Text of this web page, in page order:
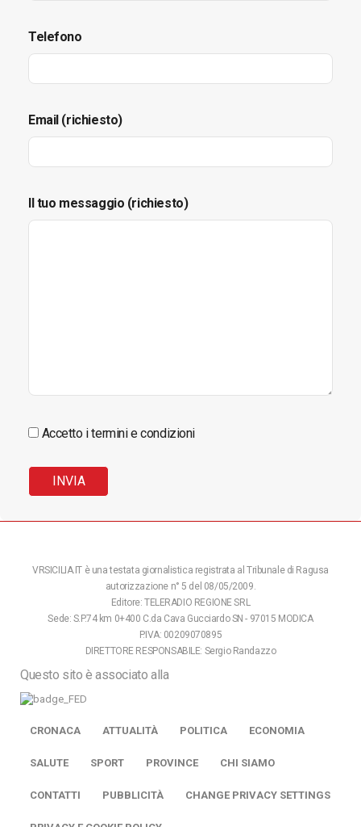
Telefono
Email (richiesto)
Il tuo messaggio (richiesto)
Accetto i termini e condizioni
VRSICILIA.IT è una testata giornalistica registrata al Tribunale di Ragusa
autorizzazione n° 5 del 08/05/2009.
Editore: TELERADIO REGIONE SRL
Sede: S.P.74 km 0+400 C.da Cava Gucciardo SN - 97015 MODICA
P.IVA: 00209070895
DIRETTORE RESPONSABILE: Sergio Randazzo
Questo sito è associato alla
CRONACA ATTUALITÀ POLITICA ECONOMIA
SALUTE SPORT PROVINCE CHI SIAMO
CONTATTI PUBBLICITÀ CHANGE PRIVACY SETTINGS